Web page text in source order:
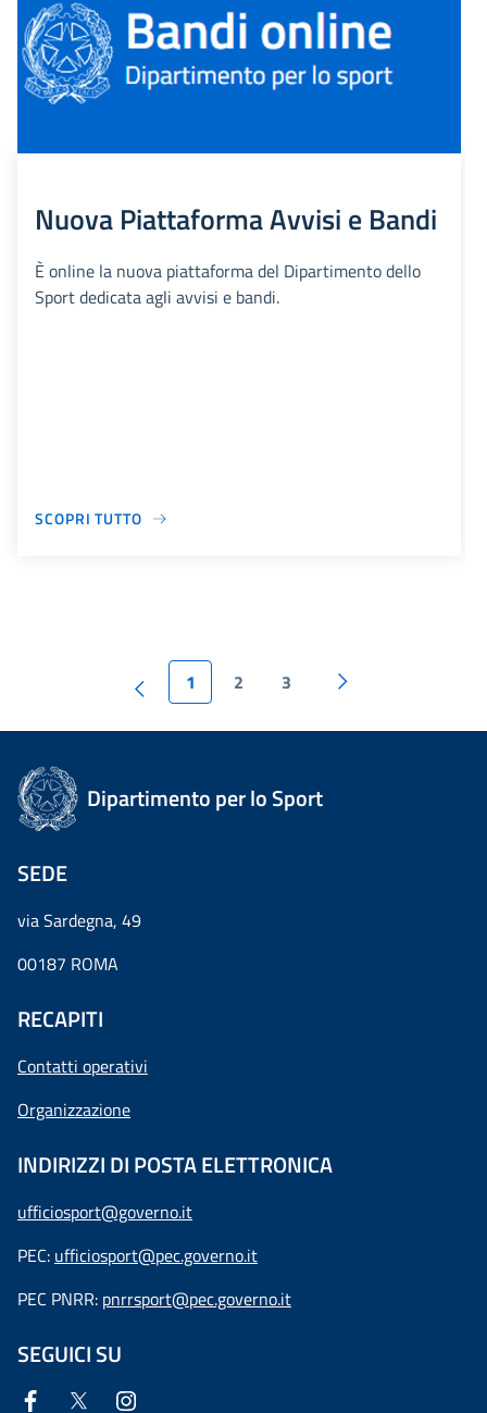
Nuova Piattaforma Avvisi e Bandi
È online la nuova piattaforma del Dipartimento dello
Sport dedicata agli avvisi e bandi.
SCOPRI TUTTO
1 2 3
Dipartimento per lo Sport
SEDE
via Sardegna, 49
00187 ROMA
RECAPITI
Contatti operativi
Organizzazione
INDIRIZZI DI POSTA ELETTRONICA
ufficiosport@governo.it
PEC: ufficiosport@pec.governo.it
PEC PNRR: pnrrsport@pec.governo.it
SEGUICI SU